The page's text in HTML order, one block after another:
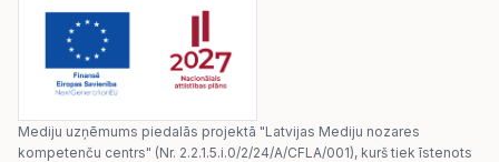
Mediju uzņēmums piedalās projektā "Latvijas Mediju nozares
kompetenču centrs" (Nr. 2.2.1.5.i.0/2/24/A/CFLA/001), kurš tiek īstenots